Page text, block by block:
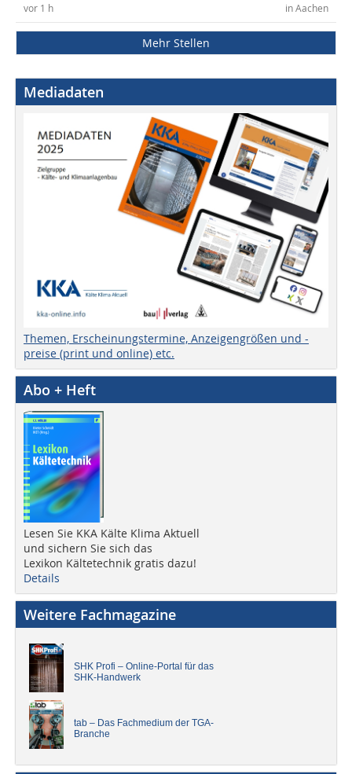
in Aachen
vor 1 h
Mehr Stellen
Mediadaten
Themen, Erscheinungstermine, Anzeigengrößen und -
preise (print und online) etc.
Abo + Heft
Lesen Sie KKA Kälte Klima Aktuell
und sichern Sie sich das
Lexikon Kältetechnik gratis dazu!
Details
Weitere Fachmagazine
SHK Profi – Online-Portal für das
SHK-Handwerk
tab – Das Fachmedium der TGA-
Branche